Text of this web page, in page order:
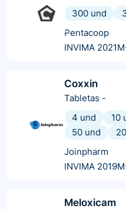
300 und
Pentacoop
INVIMA
Coxxin
Tabletas -
4 und
10
50 und
Joinpharm
INVIMA
Meloxicam